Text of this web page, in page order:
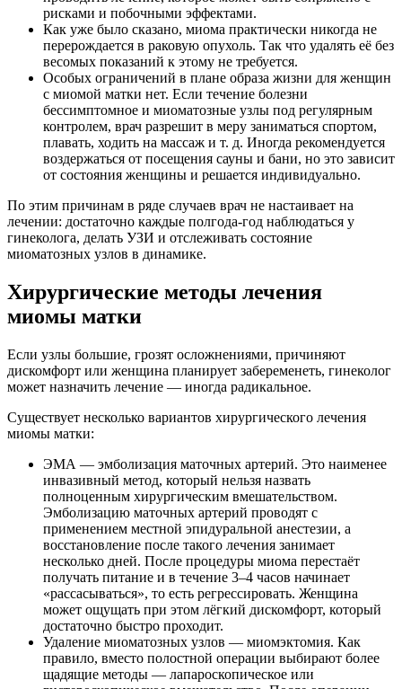
рисками и побочными эффектами.
Как уже было сказано, миома практически никогда не
перерождается в раковую опухоль. Так что удалять её без
весомых показаний к этому не требуется.
Особых ограничений в плане образа жизни для женщин
с миомой матки нет. Если течение болезни
бессимптомное и миоматозные узлы под регулярным
контролем, врач разрешит в меру заниматься спортом,
плавать, ходить на массаж и т. д. Иногда рекомендуется
воздержаться от посещения сауны и бани, но это зависит
от состояния женщины и решается индивидуально.
По этим причинам в ряде случаев врач не настаивает на
лечении: достаточно каждые полгода-год наблюдаться у
гинеколога, делать УЗИ и отслеживать состояние
миоматозных узлов в динамике.
Хирургические методы лечения
миомы матки
Если узлы большие, грозят осложнениями, причиняют
дискомфорт или женщина планирует забеременеть, гинеколог
может назначить лечение — иногда радикальное.
Существует несколько вариантов хирургического лечения
миомы матки:
ЭМА — эмболизация маточных артерий. Это наименее
инвазивный метод, который нельзя назвать
полноценным хирургическим вмешательством.
Эмболизацию маточных артерий проводят с
применением местной эпидуральной анестезии, а
восстановление после такого лечения занимает
несколько дней. После процедуры миома перестаёт
получать питание и в течение 3–4 часов начинает
«рассасываться», то есть регрессировать. Женщина
может ощущать при этом лёгкий дискомфорт, который
достаточно быстро проходит.
Удаление миоматозных узлов — миомэктомия. Как
правило, вместо полостной операции выбирают более
щадящие методы — лапароскопическое или